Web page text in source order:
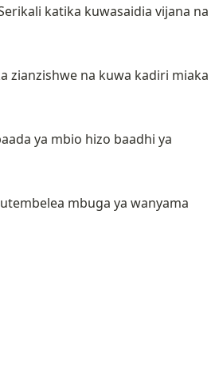
katika kuwasaidia vijana na
zianzishwe na kuwa kadiri miaka
ya mbio hizo baadhi ya
mbuga ya wanyama